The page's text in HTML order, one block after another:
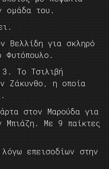
ομάδα του.
Βελλίδη για σκληρό
Φυτόπουλο.
Το Τσιλιβή
Ζάκυνθο, η οποία
στον Μαρούδα για
Μπιάζη. Με 9 παίκτες
επεισοδίων στην